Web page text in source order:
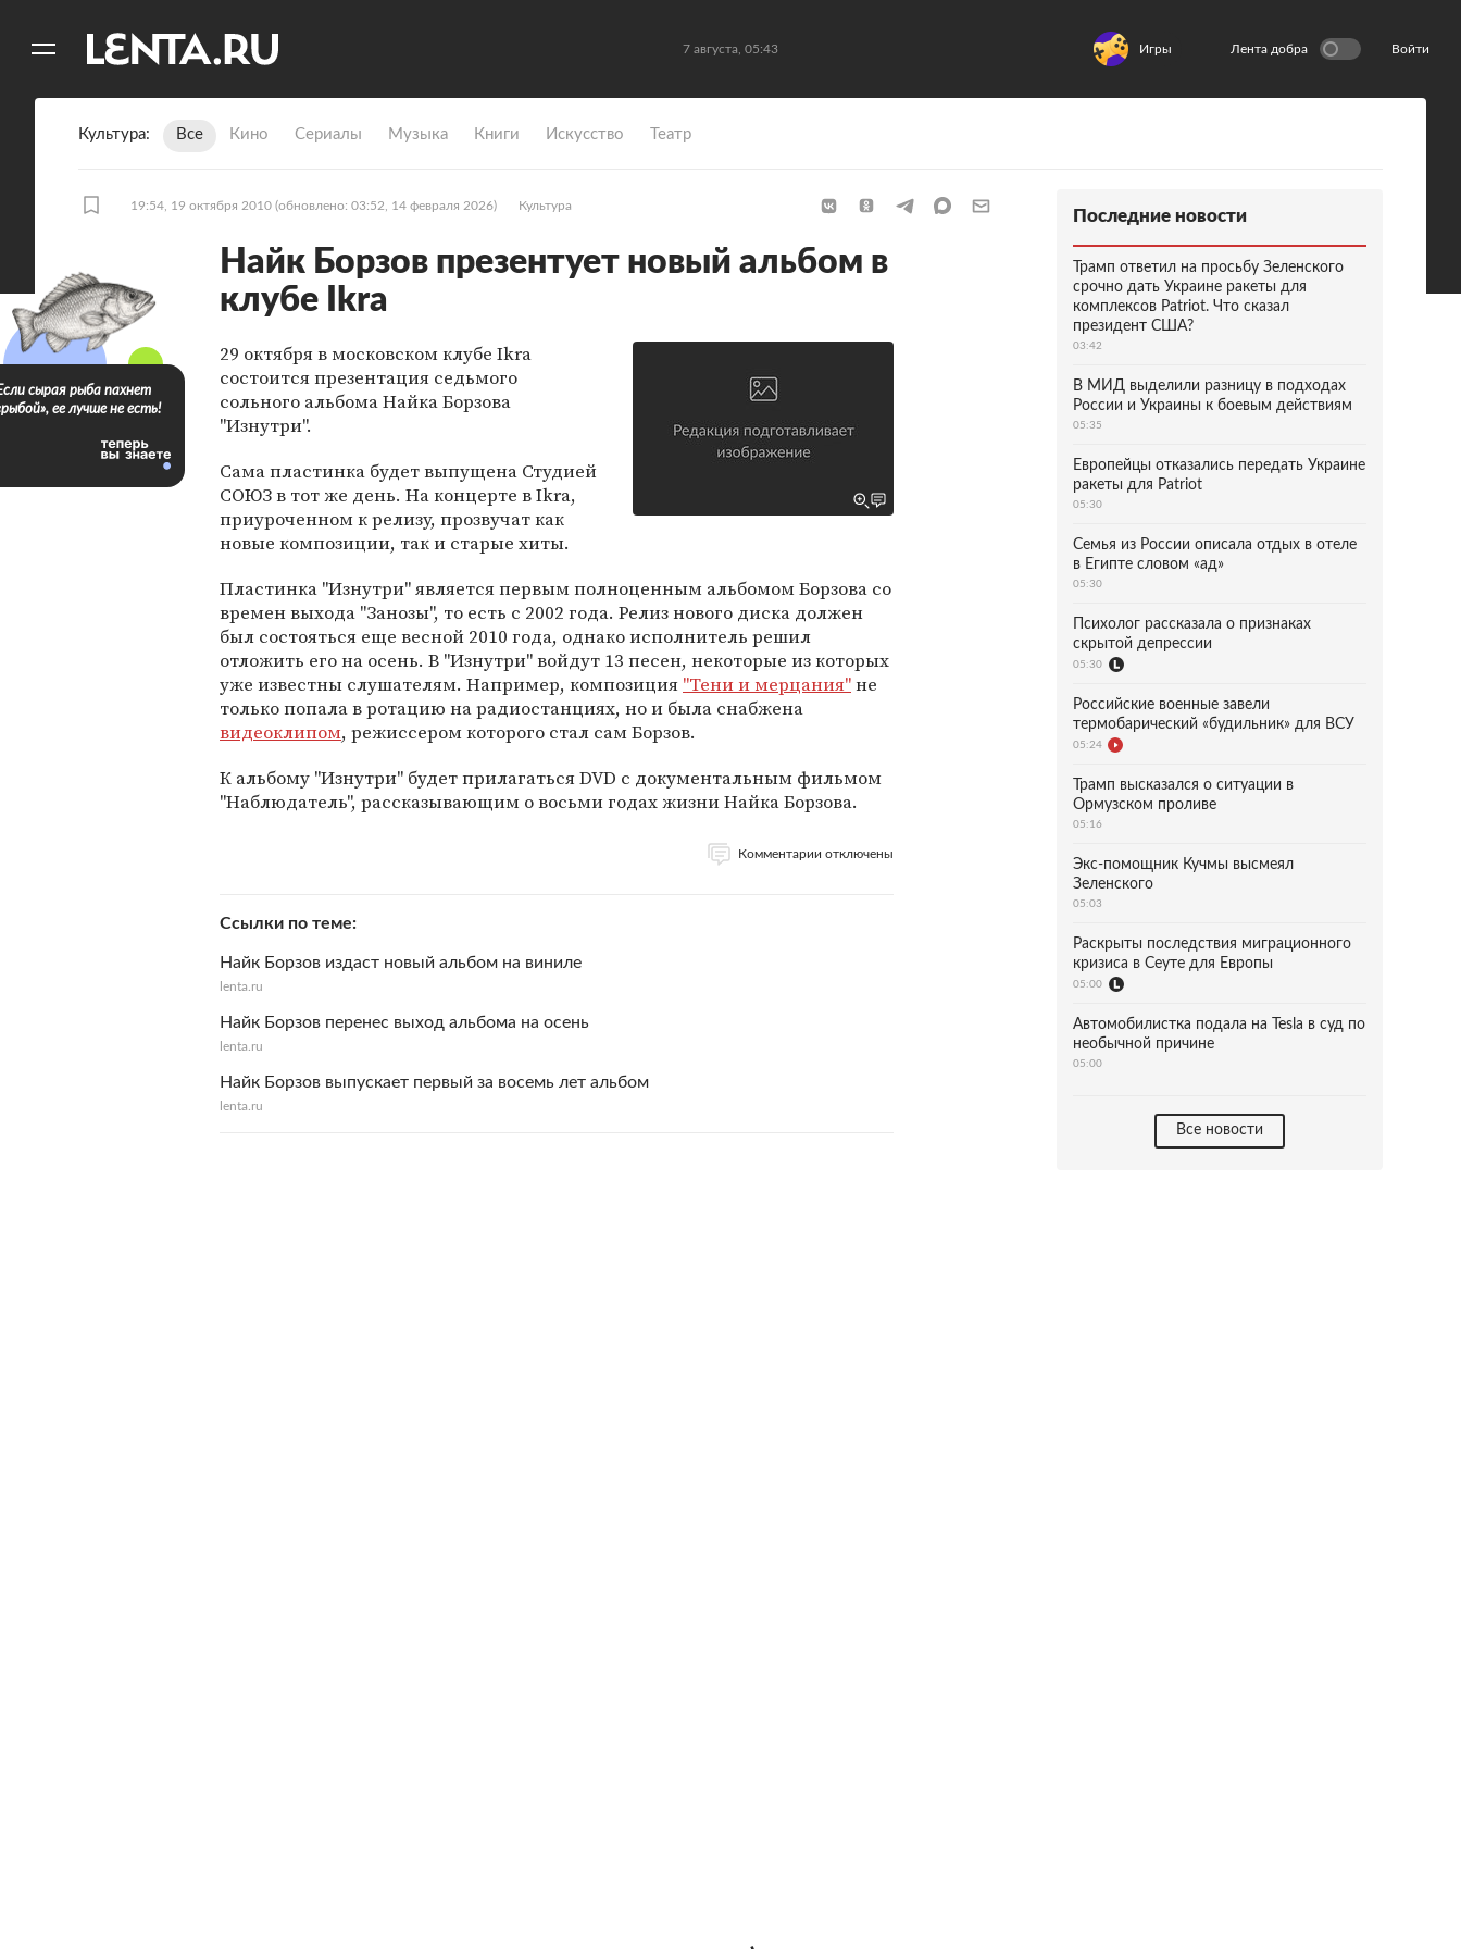
7 августа, 05:43 Игры Лента добра Войти
Культура Все Кино Сериалы Музыка Книги Искусство Театр
19:54, 19 октября 2010 (обновлено: 03:52, 14 февраля 2026) Культура
Найк Борзов презентует новый альбом в
клубе Ikra
29 октября в московском клубе Ikra
состоится презентация седьмого
сольного альбома Найка Борзова
"Изнутри".
Сама пластинка будет выпущена Студией
СОЮЗ в тот же день. На концерте в Ikra,
приуроченном к релизу, прозвучат как
новые композиции, так и старые хиты.
Пластинка "Изнутри" является первым полноценным альбомом Борзова со
времен выхода "Занозы", то есть с 2002 года. Релиз нового диска должен
был состояться еще весной 2010 года, однако исполнитель решил
отложить его на осень. В "Изнутри" войдут 13 песен, некоторые из которых
уже известны слушателям. Например, композиция "Тени и мерцания"не
только попала в ротацию на радиостанциях, но и была снабжена
видеоклипом, режиссером которого стал сам Борзов.
К альбому "Изнутри" будет прилагаться DVD с документальным фильмом
"Наблюдатель", рассказывающим о восьми годах жизни Найка Борзова.
Комментарии отключены
Ссылки по теме
Найк Борзов издаст новый альбом на виниле
lenta.ru
Найк Борзов перенес выход альбома на осень
lenta.ru
Найк Борзов выпускает первый за восемь лет альбом
lenta.ru
сырая рыба пахнет
ее лучше не есть!
Последние новости
Трамп ответил на просьбу Зеленского
срочно дать Украине ракеты для
комплексов Patriot. Что сказал
президент США?
03:42
В МИД выделили разницу в подходах
России и Украины к боевым действиям
05:35
Европейцы отказались передать Украине
ракеты для Patriot
05:30
Семья из России описала отдых в отеле
в Египте словом «ад»
05:30
Психолог рассказала о признаках
скрытой депрессии
05:30
Российские военные завели
термобарический «будильник» для ВСУ
05:24
Трамп высказался о ситуации в
Ормузском проливе
05:16
Экс-помощник Кучмы высмеял
Зеленского
05:03
Раскрыты последствия миграционного
кризиса в Сеуте для Европы
05:00
Автомобилистка подала на Tesla в суд по
необычной причине
05:00
Все новости